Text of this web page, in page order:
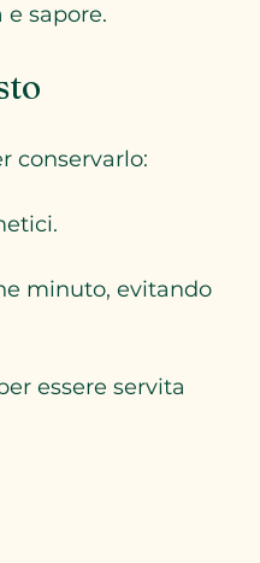
sapore.
conservarlo:
minuto, evitando
essere servita